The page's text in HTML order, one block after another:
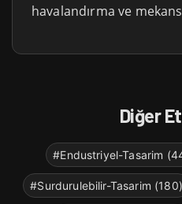
havalandırma ve
Diğer
#Endustriyel-Tasarim
#Surdurulebilir-Tasarim (180)